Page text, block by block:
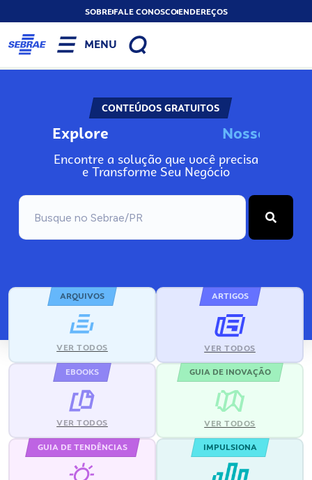
SOBREFALE CONOSCOENDEREÇOS
MENU
CONTEÚDOS GRATUITOS
Explore Nosso
Encontre a solução que você precisa
e Transforme Seu Negócio
ARQUIVOS
VER TODOS
ARTIGOS
VER TODOS
EBOOKS
VER TODOS
GUIA DE INOVAÇÃO
VER TODOS
GUIA DE TENDÊNCIAS IMPULSIONA